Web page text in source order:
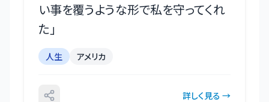
い事を覆うような形で私を守ってくれ
た 」
人生 アメリカ
詳しく見る →